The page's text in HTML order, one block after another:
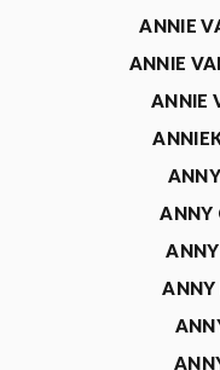
ANNIE
ANNIE
ANNIE
ANNY
ANNY